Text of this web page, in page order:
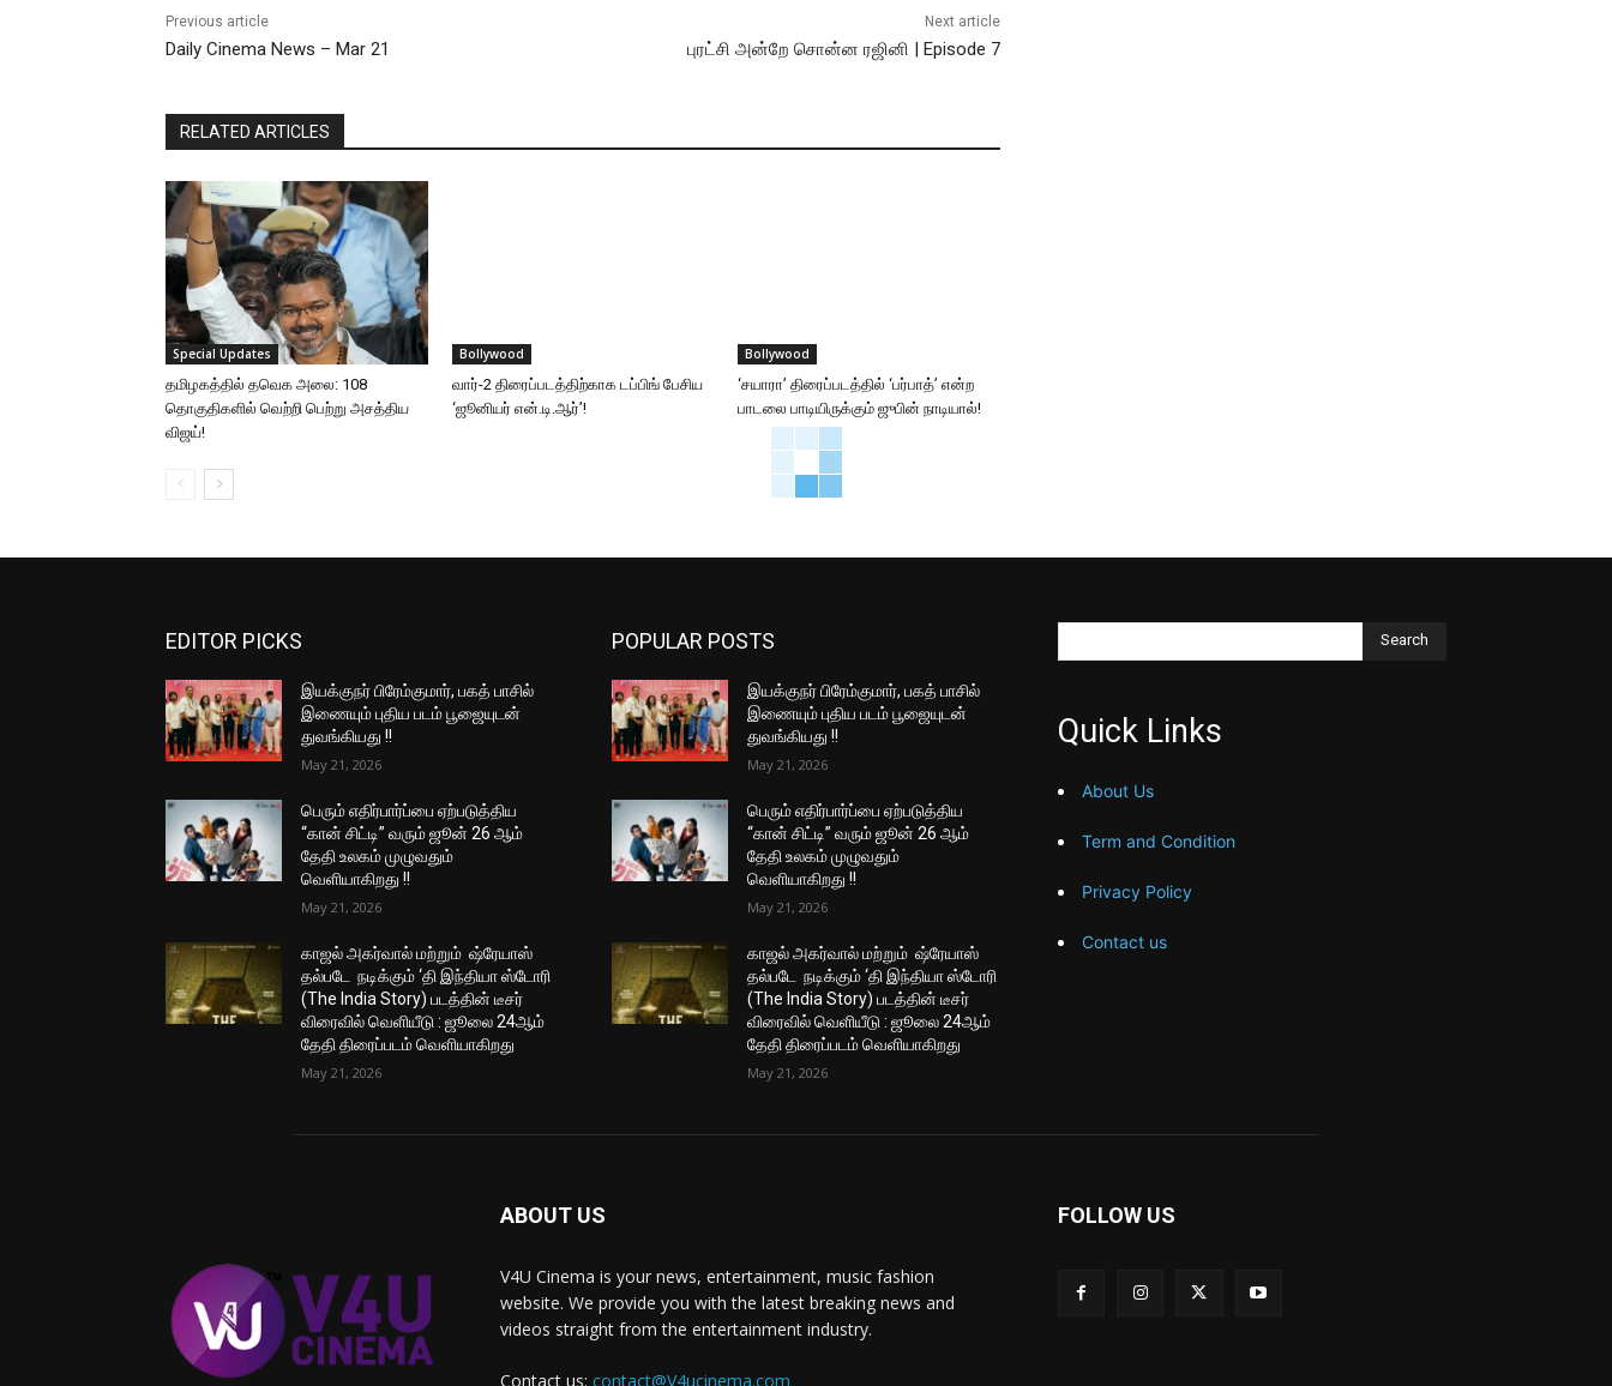
Previous article
Daily Cinema News – Mar 21
Next article
புரட்சி அன்றே சொன்ன ரஜினி | Episode 7
RELATED ARTICLES
Special Updates
தமிழகத்தில் தவெக அலை: 108
தொகுதிகளில் வெற்றி பெற்று அசத்திய
விஜய்!
Bollywood
வார்-2 திரைப்படத்திற்காக டப்பிங் பேசிய
‘ஜூனியர் என்.டி.ஆர்’!
Bollywood
‘சயாரா’ திரைப்படத்தில் ‘பர்பாத்’ என்ற
பாடலை பாடியிருக்கும் ஜுபின் நாடியால்!
EDITOR PICKS
இயக்குநர் பிரேம்குமார், பகத் பாசில்
இணையும் புதிய படம் பூஜையுடன்
துவங்கியது !!
May 21, 2026
பெரும் எதிர்பார்ப்பை ஏற்படுத்திய
“கான் சிட்டி” வரும் ஜூன் 26 ஆம்
தேதி உலகம் முழுவதும்
வெளியாகிறது !!
May 21, 2026
காஜல் அகர்வால் மற்றும் ஷ்ரேயாஸ்
தல்படே நடிக்கும் ‘தி இந்தியா ஸ்டோரி
(The India Story) படத்தின் டீசர்
விரைவில் வெளியீடு : ஜூலை 24ஆம்
தேதி திரைப்படம் வெளியாகிறது
May 21, 2026
POPULAR POSTS
இயக்குநர் பிரேம்குமார், பகத் பாசில்
இணையும் புதிய படம் பூஜையுடன்
துவங்கியது !!
May 21, 2026
பெரும் எதிர்பார்ப்பை ஏற்படுத்திய
“கான் சிட்டி” வரும் ஜூன் 26 ஆம்
தேதி உலகம் முழுவதும்
வெளியாகிறது !!
May 21, 2026
காஜல் அகர்வால் மற்றும் ஷ்ரேயாஸ்
தல்படே நடிக்கும் ‘தி இந்தியா ஸ்டோரி
(The India Story) படத்தின் டீசர்
விரைவில் வெளியீடு : ஜூலை 24ஆம்
தேதி திரைப்படம் வெளியாகிறது
May 21, 2026
Search
Quick Links
About Us
Term and Condition
Privacy Policy
Contact us
ABOUT US
V4U Cinema is your news, entertainment, music fashion
website. We provide you with the latest breaking news and
videos straight from the entertainment industry.
Contact us: contact@V4ucinema.com
FOLLOW US